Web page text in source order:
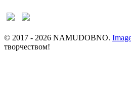
© 2017 - 2026 NAMUDOBNO.
творчеством!